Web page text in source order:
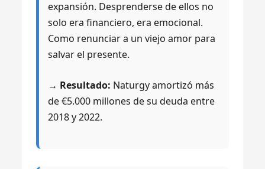
expansión. Desprenderse de ellos no
solo era financiero, era emocional.
Como renunciar a un viejo amor para
salvar el presente.
→ Resultado: Naturgy amortizó más
de €5.000 millones de su deuda entre
2018 y 2022.